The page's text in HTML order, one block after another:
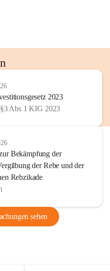
2023
Abs 1 KIG 2023
Bekämpfung der
der Rebe und der
Rebzikade
sehen